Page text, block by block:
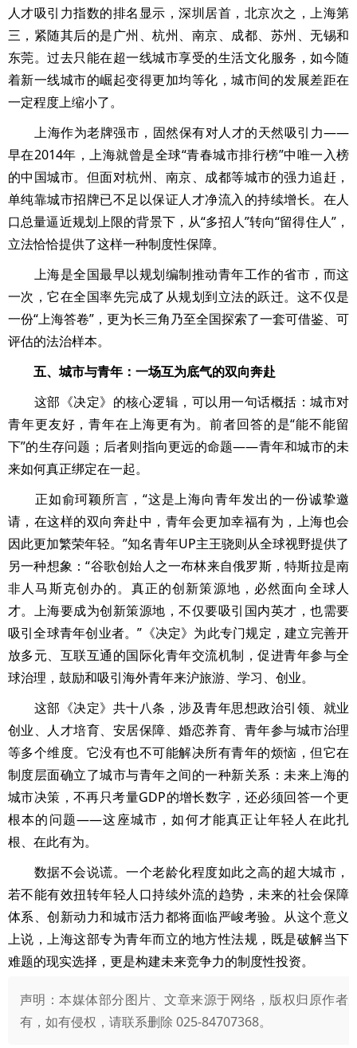
人才吸引力指数的排名显示，深圳居首，北京次之，上海第
三，紧随其后的是广州、杭州、南京、成都、苏州、无锡和
东莞。过去只能在超一线城市享受的生活文化服务，如今随
着新一线城市的崛起变得更加均等化，城市间的发展差距在
一定程度上缩小了。
上海作为老牌强市，固然保有对人才的天然吸引力——
早在2014年，上海就曾是全球“青春城市排行榜”中唯一入榜
的中国城市。但面对杭州、南京、成都等城市的强力追赶，
单纯靠城市招牌已不足以保证人才净流入的持续增长。在人
口总量逼近规划上限的背景下，从“多招人”转向“留得住人”，
立法恰恰提供了这样一种制度性保障。
上海是全国最早以规划编制推动青年工作的省市，而这
一次，它在全国率先完成了从规划到立法的跃迁。这不仅是
一份“上海答卷”，更为长三角乃至全国探索了一套可借鉴、可
评估的法治样本。
五、城市与青年：一场互为底气的双向奔赴
这部《决定》的核心逻辑，可以用一句话概括：城市对
青年更友好，青年在上海更有为。前者回答的是“能不能留
下”的生存问题；后者则指向更远的命题——青年和城市的未
来如何真正绑定在一起。
正如俞珂颖所言，“这是上海向青年发出的一份诚挚邀
请，在这样的双向奔赴中，青年会更加幸福有为，上海也会
因此更加繁荣年轻。”知名青年UP主王骁则从全球视野提供了
另一种想象：“谷歌创始人之一布林来自俄罗斯，特斯拉是南
非人马斯克创办的。真正的创新策源地，必然面向全球人
才。上海要成为创新策源地，不仅要吸引国内英才，也需要
吸引全球青年创业者。”《决定》为此专门规定，建立完善开
放多元、互联互通的国际化青年交流机制，促进青年参与全
球治理，鼓励和吸引海外青年来沪旅游、学习、创业。
这部《决定》共十八条，涉及青年思想政治引领、就业
创业、人才培育、安居保障、婚恋养育、青年参与城市治理
等多个维度。它没有也不可能解决所有青年的烦恼，但它在
制度层面确立了城市与青年之间的一种新关系：未来上海的
城市决策，不再只考量GDP的增长数字，还必须回答一个更
根本的问题——这座城市，如何才能真正让年轻人在此扎
根、在此有为。
数据不会说谎。一个老龄化程度如此之高的超大城市，
若不能有效扭转年轻人口持续外流的趋势，未来的社会保障
体系、创新动力和城市活力都将面临严峻考验。从这个意义
上说，上海这部专为青年而立的地方性法规，既是破解当下
难题的现实选择，更是构建未来竞争力的制度性投资。
声明：本媒体部分图片、文章来源于网络，版权归原作者
有，如有侵权，请联系删除 025-84707368。